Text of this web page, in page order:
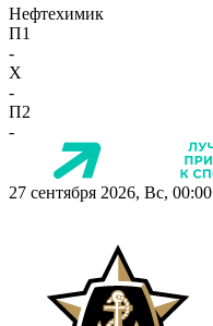
Нефтехимик
П1
-
X
-
П2
-
27 сентября 2026, Вс, 00:00